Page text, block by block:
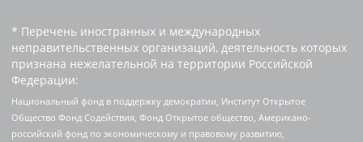
* Перечень иностранных и международных
неправительственных организаций, деятельность которых
признана нежелательной на территории Российской
Федерации:
Национальный фонд в поддержку демократии, Институт Открытое
Общество Фонд Содействия, Фонд Открытое общество, Американо-
российский фонд по экономическому и правовому развитию,